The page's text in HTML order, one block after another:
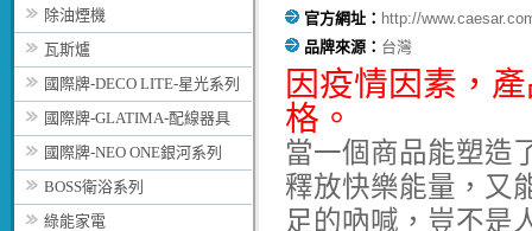
除油煙機
瓦斯爐
國際牌-DECO LITE-星光系列
國際牌-GLATIMA-配線器具
國際牌-NEO ONE銀河系列
BOSS衛浴系列
綠能家電
官方網址： http://
品牌來源： 台灣
因疫情因素，
格。
當一個商品能塑造
釋放快樂能量，又
足的吶喊，豈不是